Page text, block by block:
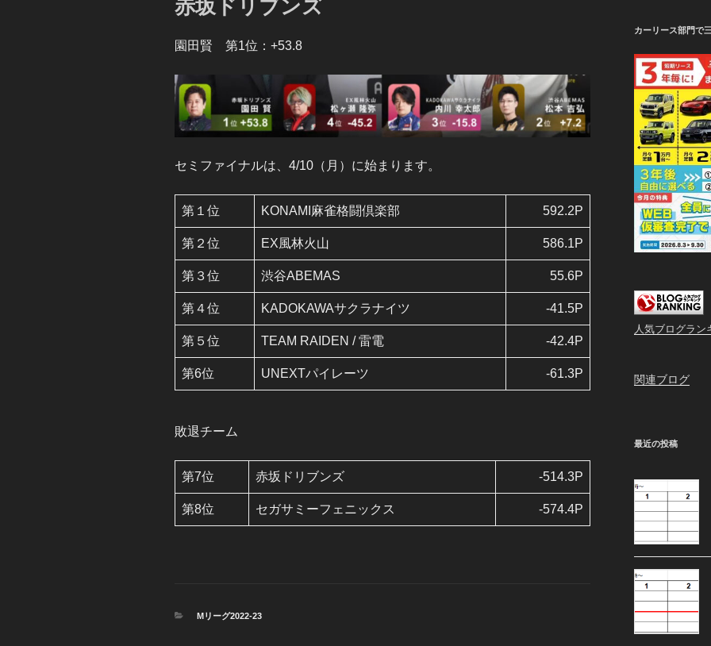
赤坂ドリブンズ
園田賢 第1位：+53.8
セミファイナルは、4/10（月）に始まります。
第１位 KONAMI麻雀格闘倶楽部 592.2P
第２位 EX風林火山 586.1P
第３位 渋谷ABEMAS 55.6P
第４位 KADOKAWAサクラナイツ -41.5P
第５位 TEAM RAIDEN / 雷電 -42.4P
第6位 UNEXTパイレーツ -61.3P
敗退チーム
第7位 赤坂ドリブンズ -514.3P
第8位 セガサミーフェニックス -574.4P
カ
Mリーグ2022-23
カーリース部門で
人気ブログラン
関連ブログ
最近の投稿